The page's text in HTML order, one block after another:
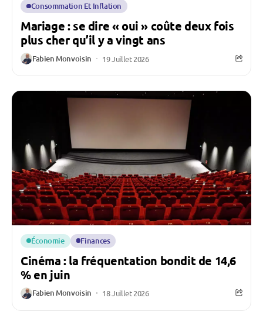
Consommation Et Inflation
Mariage : se dire « oui » coûte deux fois
plus cher qu’il y a vingt ans
Fabien Monvoisin 19 Juillet 2026
Économie Finances
Cinéma : la fréquentation bondit de 14,6
% en juin
Fabien Monvoisin 18 Juillet 2026